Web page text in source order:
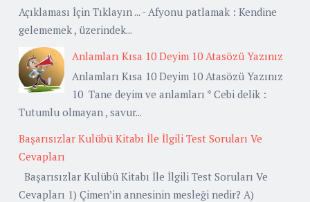
Açıklaması İçin Tıklayın ... - Afyonu patlamak : Kendine
gelememek , üzerindek...
Anlamları Kısa 10 Deyim 10 Atasözü Yazınız
Anlamları Kısa 10 Deyim 10 Atasözü Yazınız
10 Tane deyim ve anlamları * Cebi delik :
Tutumlu olmayan , savur...
Başarısızlar Kulübü Kitabı İle İlgili Test Soruları Ve
Cevapları
Başarısızlar Kulübü Kitabı İle İlgili Test Soruları Ve
Cevapları 1) Çimen’in annesinin mesleği nedir? A)